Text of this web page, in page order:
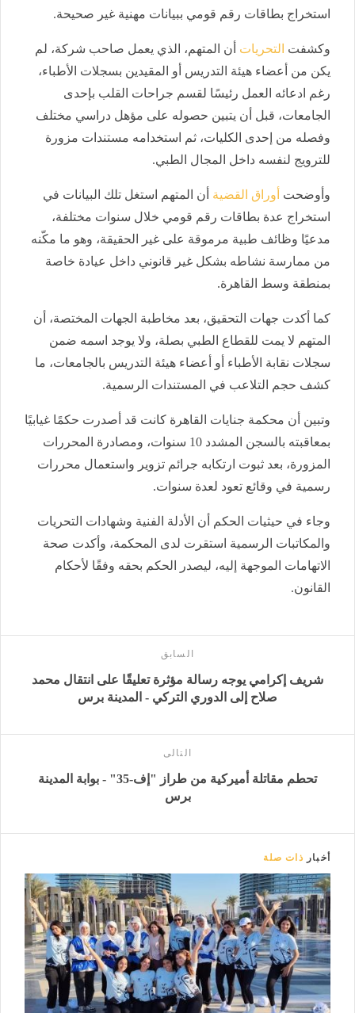
استخراج بطاقات رقم قومي ببيانات مهنية غير صحيحة.
وكشفت التحريات أن المتهم، الذي يعمل صاحب شركة، لم
يكن من أعضاء هيئة التدريس أو المقيدين بسجلات الأطباء،
رغم ادعائه العمل رئيسًا لقسم جراحات القلب بإحدى
الجامعات، قبل أن يتبين حصوله على مؤهل دراسي مختلف
وفصله من إحدى الكليات، ثم استخدامه مستندات مزورة
للترويج لنفسه داخل المجال الطبي.
وأوضحت أوراق القضية أن المتهم استغل تلك البيانات في
استخراج عدة بطاقات رقم قومي خلال سنوات مختلفة،
مدعيًا وظائف طبية مرموقة على غير الحقيقة، وهو ما مكّنه
من ممارسة نشاطه بشكل غير قانوني داخل عيادة خاصة
بمنطقة وسط القاهرة.
كما أكدت جهات التحقيق، بعد مخاطبة الجهات المختصة، أن
المتهم لا يمت للقطاع الطبي بصلة، ولا يوجد اسمه ضمن
سجلات نقابة الأطباء أو أعضاء هيئة التدريس بالجامعات، ما
كشف حجم التلاعب في المستندات الرسمية.
وتبين أن محكمة جنايات القاهرة كانت قد أصدرت حكمًا غيابيًا
بمعاقبته بالسجن المشدد 10 سنوات، ومصادرة المحررات
المزورة، بعد ثبوت ارتكابه جرائم تزوير واستعمال محررات
رسمية في وقائع تعود لعدة سنوات.
وجاء في حيثيات الحكم أن الأدلة الفنية وشهادات التحريات
والمكاتبات الرسمية استقرت لدى المحكمة، وأكدت صحة
الاتهامات الموجهة إليه، ليصدر الحكم بحقه وفقًا لأحكام
القانون.
السابق
شريف إكرامي يوجه رسالة مؤثرة تعليقًا على انتقال محمد
صلاح إلى الدوري التركي - المدينة برس
التالى
تحطم مقاتلة أميركية من طراز "إف-35" - بوابة المدينة
برس
أخبار ذات صلة